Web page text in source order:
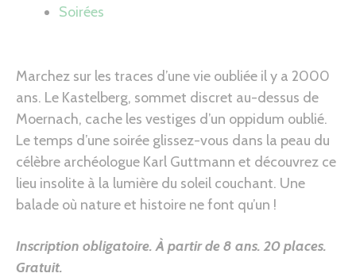
Soirées
Marchez sur les traces d’une vie oubliée il y a 2000
ans. Le Kastelberg, sommet discret au-dessus de
Moernach, cache les vestiges d’un oppidum oublié.
Le temps d’une soirée glissez-vous dans la peau du
célèbre archéologue Karl Guttmann et découvrez ce
lieu insolite à la lumière du soleil couchant. Une
balade où nature et histoire ne font qu’un !
Inscription obligatoire.À partir de 8 ans. 20 places.
Gratuit.